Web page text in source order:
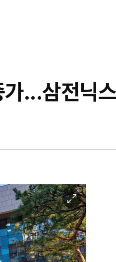
...삼전닉
이
미
지
확
대